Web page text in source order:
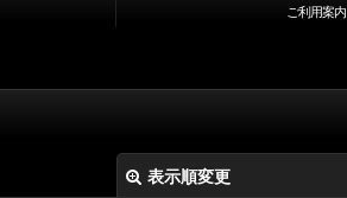
ご利用案内
表示順変更